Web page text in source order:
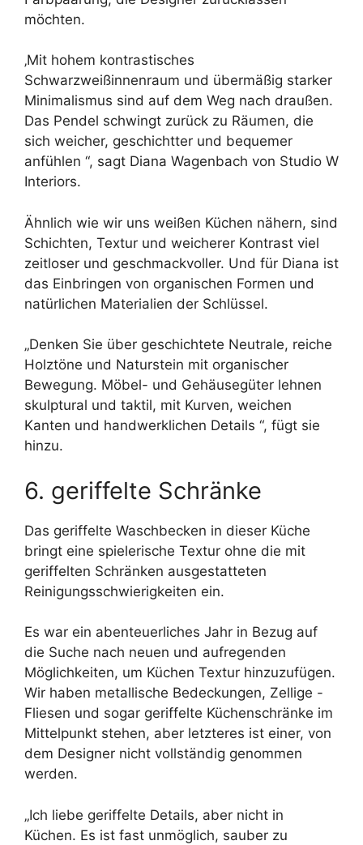
möchten.
‚Mit hohem kontrastisches
Schwarzweißinnenraum und übermäßig starker
Minimalismus sind auf dem Weg nach draußen.
Das Pendel schwingt zurück zu Räumen, die
sich weicher, geschichtter und bequemer
anfühlen “, sagt Diana Wagenbach von Studio W
Interiors.
Ähnlich wie wir uns weißen Küchen nähern, sind
Schichten, Textur und weicherer Kontrast viel
zeitloser und geschmackvoller. Und für Diana ist
das Einbringen von organischen Formen und
natürlichen Materialien der Schlüssel.
„Denken Sie über geschichtete Neutrale, reiche
Holztöne und Naturstein mit organischer
Bewegung. Möbel- und Gehäusegüter lehnen
skulptural und taktil, mit Kurven, weichen
Kanten und handwerklichen Details “, fügt sie
hinzu.
6. geriffelte Schränke
Das geriffelte Waschbecken in dieser Küche
bringt eine spielerische Textur ohne die mit
geriffelten Schränken ausgestatteten
Reinigungsschwierigkeiten ein.
Es war ein abenteuerliches Jahr in Bezug auf
die Suche nach neuen und aufregenden
Möglichkeiten, um Küchen Textur hinzuzufügen.
Wir haben metallische Bedeckungen, Zellige -
Fliesen und sogar geriffelte Küchenschränke im
Mittelpunkt stehen, aber letzteres ist einer, von
dem Designer nicht vollständig genommen
werden.
„Ich liebe geriffelte Details, aber nicht in
Küchen. Es ist fast unmöglich, sauber zu